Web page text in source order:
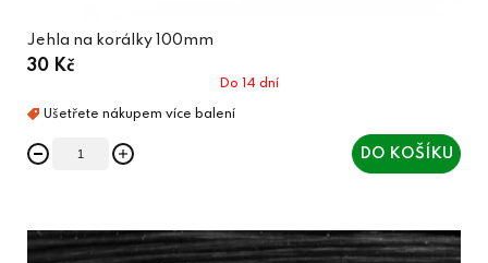
Jehla na korálky 100mm
30 Kč
Do 14 dní
DO KOŠÍKU